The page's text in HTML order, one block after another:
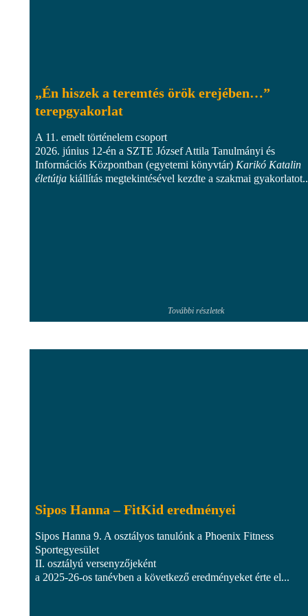
„Én hiszek a teremtés örök erejében…”
terepgyakorlat
A 11. emelt történelem csoport
2026. június 12-én a SZTE József Attila Tanulmányi és
Információs Központban (egyetemi könyvtár) Karikó Katalin
életútja kiállítás megtekintésével kezdte a szakmai
További részletek
Sipos Hanna – FitKid eredményei
Sipos Hanna 9. A osztályos tanulónk a Phoenix Fitness
Sportegyesület
II. osztályú versenyzőjeként
a 2025-26-os tanévben a következő eredményeket érte el...